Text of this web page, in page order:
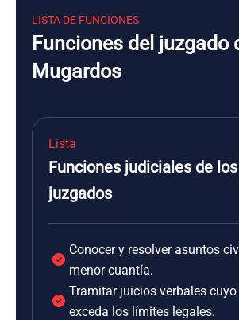
LISTA DE FUNCIONES
Funciones del juzgado
Mugardos
Lista
Funciones judiciales de los
juzgados
Conocer y resolver asuntos
menor cuantía.
Tramitar juicios verbales
exceda los límites legales.